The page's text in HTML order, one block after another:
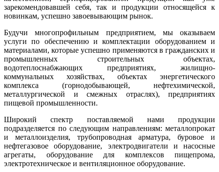
зарекомендовавшей себя, так и продукции относящейся к
новинкам, успешно завоевывающим рынок.
Будучи многопрофильным предприятием, мы оказываем
услуги по обеспечению и комплектации оборудованием и
материалами, которые успешно применяются в гражданских и
промышленных строительных объектах,
водотеплоснабжающих предприятиях, жилищно-
коммунальных хозяйствах, объектах энергетического
комплекса (горнодобывающей, нефтехимической,
металлургической и смежных отраслях), предприятиях
пищевой промышленности.
Широкий спектр поставляемой нами продукции
подразделяется по следующим направлениям: металлопрокат
и металлоизделия, трубопроводная арматура, буровое и
нефтегазовое оборудование, электродвигатели и насосные
агрегаты, оборудование для комплексов пищепрома,
электротехническое и вентиляционное оборудование.